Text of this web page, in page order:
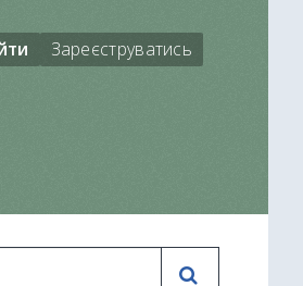
Зареєструватись